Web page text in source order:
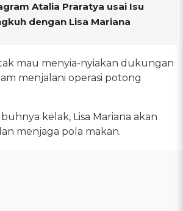
Atalia Praratya usai Isu
dengan Lisa Mariana
mau menyia-nyiakan dukungan
menjalani operasi potong
kelak, Lisa Mariana akan
menjaga pola makan.